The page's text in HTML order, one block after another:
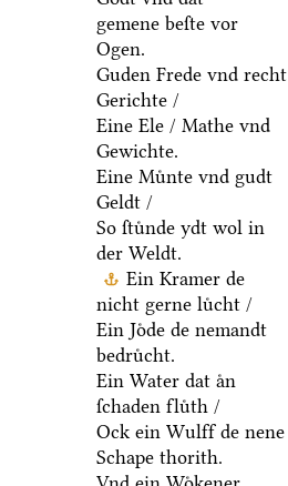
gemene beſte vor
Ogen.
Guden Frede vnd recht
Gerichte /
Eine Ele / Mathe vnd
Gewichte.
Eine Muͤnte vnd gudt
Geldt /
So ſtuͤnde ydt wol in
der Weldt.
Ein Kramer de
nicht gerne luͤcht /
Ein Joͤde de nemandt
bedruͤcht.
Ein Water dat aͤn
ſchaden fluͤth /
Ock ein Wulff de nene
Schape thorith.